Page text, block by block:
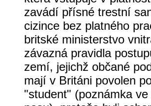
zavádí přísné trestní
cizince bez platného
britské ministerstvo
závazná pravidla
zemí, jejichž občané
mají v Británi povolen
"student" (poznámka